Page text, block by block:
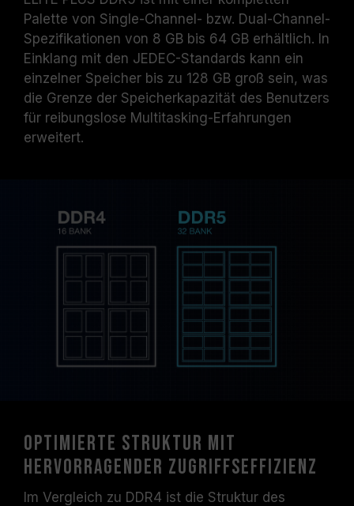
Palette von Single-Channel- bzw. Dual-Channel-
Spezifikationen von 8 GB bis 64 GB erhältlich. In
Einklang mit den JEDEC-Standards kann ein
einzelner Speicher bis zu 128 GB groß sein, was
die Grenze der Speicherkapazität des Benutzers
für reibungslose Multitasking-Erfahrungen
erweitert.
Optimierte Struktur mit
hervorragender Zugriffseffizienz
Im Vergleich zu DDR4 ist die Struktur des